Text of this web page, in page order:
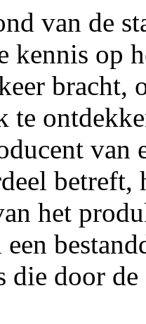
van de
kennis op
bracht,
te
van
het
een
die door